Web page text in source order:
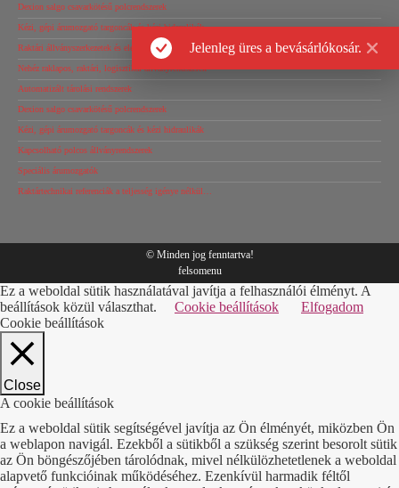
Jelenleg üres a bevásárlókosár.
Dexion salgo csavarkötésű polcrendszerek
Kézi, gépi árumozgató targoncák és kézi hidraulikák
Raktári állványszerkezetek és elemek
Nehéz raklapos, raktári, logisztikai állványrendszerek
Automatizált tárolási rendszerek
Dexion salgo csavarkötésű polcrendszerek
Kézi, gépi árumozgató targoncák és kézi hidraulikák
Kapcsolható polcos állványrendszerek
Speciális árumozgatók
Raktártechnikai referenciák a teljesség igénye nélkül…
© Minden jog fenntartva!
felsomenu
Ez a weboldal sütik használatával javítja a felhasználói élményt. A
beállítások közül választhat.
Cookie beállítások
Elfogadom
Cookie beállítások
Close
A cookie beállítások
Ez a weboldal sütik segítségével javítja az Ön élményét, miközben Ön
a weblapon navigál. Ezekből a sütikből a szükség szerint besorolt sütik
az Ön böngészőjében tárolódnak, mivel nélkülözhetetlenek a weboldal
alapvető funkcióinak működéséhez. Ezenkívül harmadik féltől